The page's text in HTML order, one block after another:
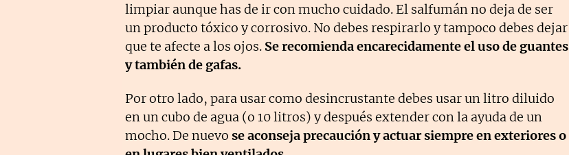
limpiar aunque has de ir con mucho cuidado. El salfumán no deja de ser
un producto tóxico y corrosivo. No debes respirarlo y tampoco debes dejar
que te afecte a los ojos. Se recomienda encarecidamente el uso de guantes
y también de gafas.
Por otro lado, para usar como desincrustante debes usar un litro diluido
en un cubo de agua (o 10 litros) y después extender con la ayuda de un
mocho. De nuevo se aconseja precaución y actuar siempre en exteriores o